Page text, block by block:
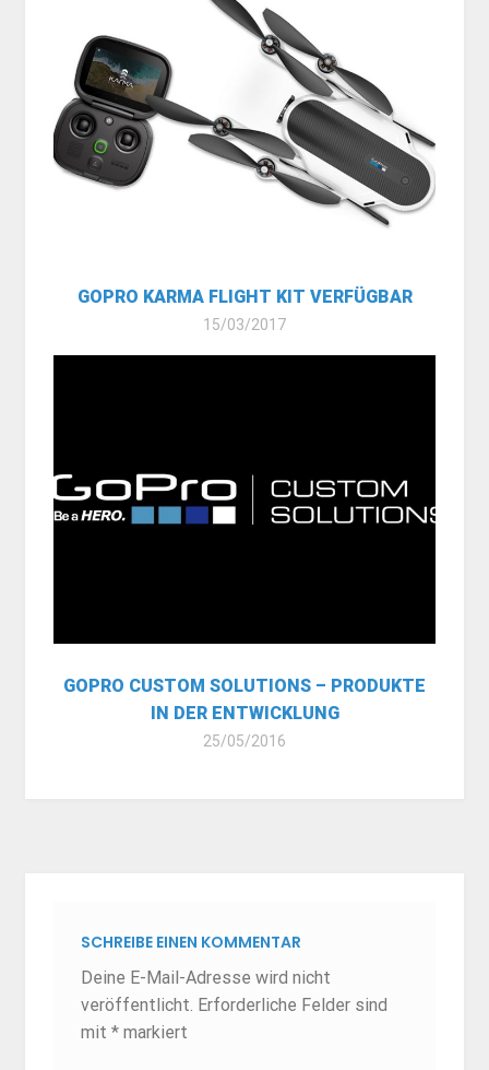
GOPRO KARMA FLIGHT KIT VERFÜGBAR
15/03/2017
GOPRO CUSTOM SOLUTIONS – PRODUKTE
IN DER ENTWICKLUNG
25/05/2016
SCHREIBE EINEN KOMMENTAR
Deine E-Mail-Adresse wird nicht
veröffentlicht. Erforderliche Felder sind
mit* markiert